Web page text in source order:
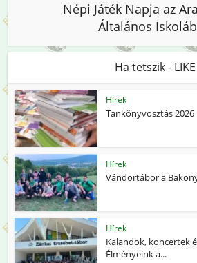
Népi Játék Napja az
Általános
Ha tetszik - LIKE
Hírek
Tankönyvosztás 2026
Hírek
Vándortábor a
Hírek
Kalandok, koncertek
Élményeink a...